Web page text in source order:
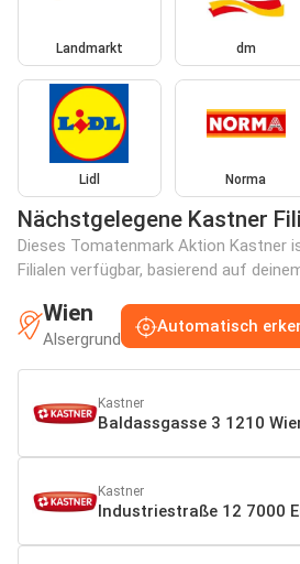
Landmarkt dm
Lidl Norma
Nächstgelegene Kastner
Dieses Tomatenmark Aktion Kastner
Filialen verfügbar, basierend auf
Wien
Alsergrund
Automatisch
Kastner
Baldassgasse 3 1210
Kastner
Industriestraße 12 7000